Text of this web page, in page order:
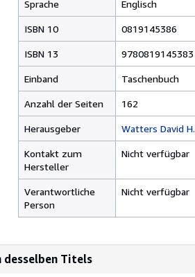
Sprache Englisch
ISBN 10 0819145386
ISBN 13 9780819145383
Einband Taschenbuch
Anzahl der Seiten 162
Herausgeber Watters David H.
Kontakt zum
Hersteller
Nicht verfügbar
Verantwortliche
Person
Nicht verfügbar
desselben Titels